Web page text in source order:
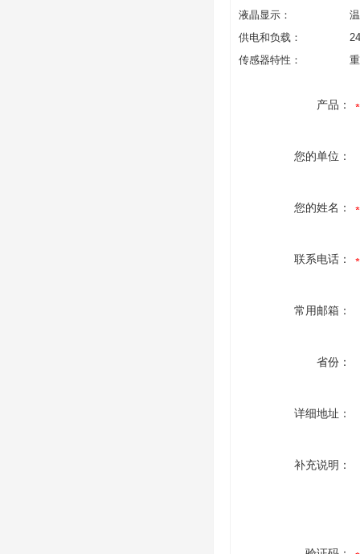
液晶显示：
供电和负载：
传感器特性：
产品：
您的单位：
您的姓名：
联系电话：
常用邮箱：
省份：
详细地址：
补充说明：